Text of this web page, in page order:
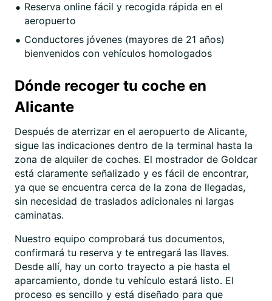
Reserva online fácil y recogida rápida en el
aeropuerto
Conductores jóvenes (mayores de 21 años)
bienvenidos con vehículos homologados
Dónde recoger tu coche en
Alicante
Después de aterrizar en el aeropuerto de Alicante,
sigue las indicaciones dentro de la terminal hasta la
zona de alquiler de coches. El mostrador de Goldcar
está claramente señalizado y es fácil de encontrar,
ya que se encuentra cerca de la zona de llegadas,
sin necesidad de traslados adicionales ni largas
caminatas.
Nuestro equipo comprobará tus documentos,
confirmará tu reserva y te entregará las llaves.
Desde allí, hay un corto trayecto a pie hasta el
aparcamiento, donde tu vehículo estará listo. El
proceso es sencillo y está diseñado para que